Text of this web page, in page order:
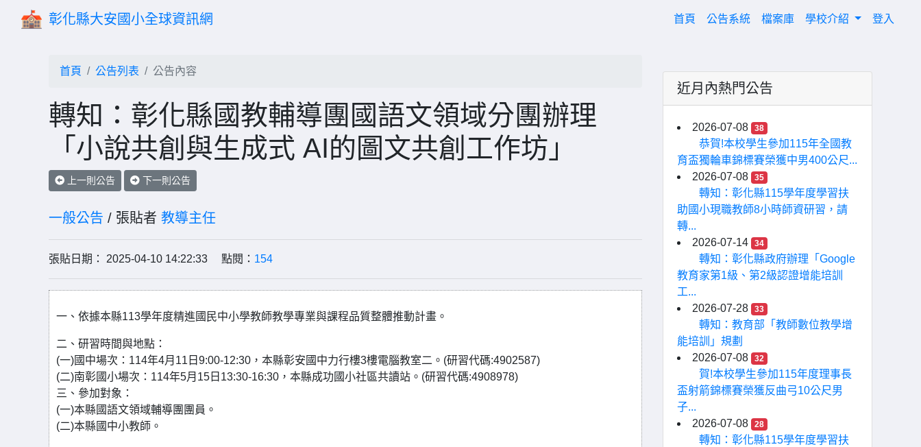
彰化縣大安國小全球資訊網 首頁 (current)
公告系統 檔案庫 學校介紹 登入
首頁 公告列表 公告內容
轉知：彰化縣國教輔導團國語文領域分團辦理
「小說共創與生成式 AI的圖文共創工作坊」
上一則公告 下一則公告
一般公告 / 張貼者 教導主任
張貼日期： 2025-04-10 14:22:33 點閱： 154
一、依據本縣113學年度精進國民中小學教師教學專業與課程品質整體推動計畫。
二、研習時間與地點：
(一)國中場次：114年4月11日9:00-12:30，本縣彰安國中力行樓3樓電腦教室二。(研習代碼:4902587)
(二)南彰國小場次：114年5月15日13:30-16:30，本縣成功國小社區共讀站。(研習代碼:4908978)
三、參加對象：
(一)本縣國語文領域輔導團團員。
(二)本縣國中小教師。
近月內熱門公告
2026-07-08 38
恭賀!本校學生參加115年全國教
育盃獨輪車錦標賽榮獲中男400公尺...
2026-07-08
35
轉知：彰化縣115學年度學習扶
助國小現職教師8小時師資研習，請
轉...
2026-07-14
34
轉知：彰化縣政府辦理「Google
教育家第1級、第2級認證增能培訓
工...
2026-07-28
33
轉知：教育部「教師數位教學增
能培訓」規劃
2026-07-08
32
賀!本校學生參加115年度理事長
盃射箭錦標賽榮獲反曲弓10公尺男
子...
2026-07-08
28
轉知：彰化縣115學年度學習扶